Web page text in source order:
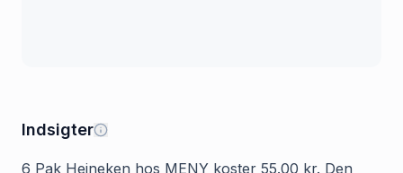
Indsigter
6 Pak Heineken hos MENY koster 55.00 kr. Den